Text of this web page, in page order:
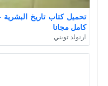
كامل مجانا
ارنولد تويني